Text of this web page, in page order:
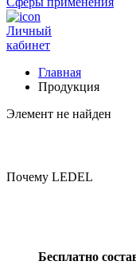
Личный
кабинет
Главная
Продукция
Элемент не найден
Почему LEDEL
Бесплатно